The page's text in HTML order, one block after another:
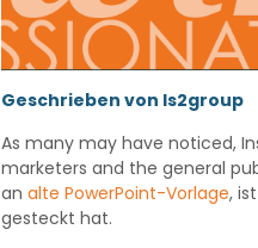
Geschrieben von ls2group
As many may have noticed,
marketers and the general
an alte PowerPoint-Vorlage,
gesteckt hat.